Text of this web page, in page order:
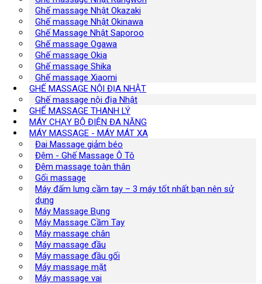
Ghế massage Nhật Okazaki
Ghế massage Nhật Okinawa
Ghế Massage Nhật Saporoo
Ghế massage Ogawa
Ghế massage Okia
Ghế massage Shika
Ghế massage Xiaomi
GHẾ MASSAGE NỘI ĐỊA NHẬT
Ghế massage nội địa Nhật
GHẾ MASSAGE THANH LÝ
MÁY CHẠY BỘ ĐIỆN ĐA NĂNG
MÁY MASSAGE - MÁY MÁT XA
Đai Massage giảm béo
Đệm - Ghế Massage Ô Tô
Đệm massage toàn thân
Gối massage
Máy đấm lưng cầm tay – 3 máy tốt nhất bạn nên sử
dụng
Máy Massage Bụng
Máy Massage Cầm Tay
Máy massage chân
Máy massage đầu
Máy massage đầu gối
Máy massage mặt
Máy massage vai